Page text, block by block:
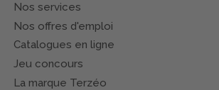
Nos services
Nos offres d'emploi
Catalogues en ligne
Jeu concours
La marque Terzéo